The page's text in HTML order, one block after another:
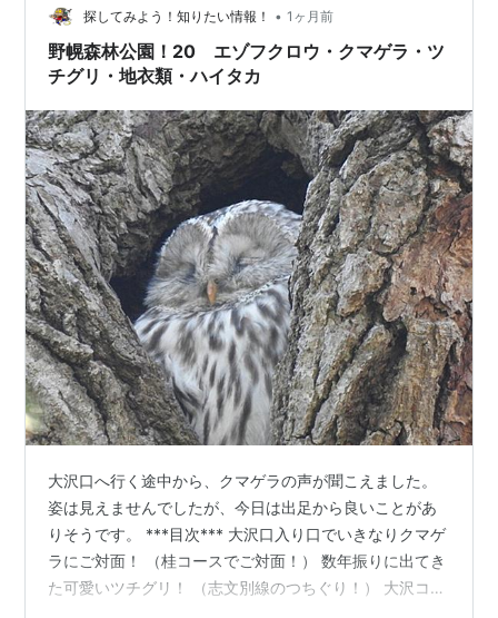
園は雪だらけ！ （新雪の上に動物の足跡！） ふれ合い交
流館のガガイモ （…
探してみよう！知りたい情報！ • 1ヶ月前
野幌森林公園！20 エゾフクロウ・クマゲラ・ツ
チグリ・地衣類・ハイタカ
大沢口へ行く途中から、クマゲラの声が聞こえました。
姿は見えませんでしたが、今日は出足から良いことがあ
りそうです。 ***目次*** 大沢口入り口でいきなりクマゲ
ラにご対面！ （桂コースでご対面！） 数年振りに出てき
た可愛いツチグリ！ （志文別線のつちぐり！） 大沢コー